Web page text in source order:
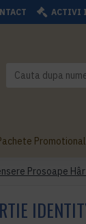
ACTIVI
Prosoape